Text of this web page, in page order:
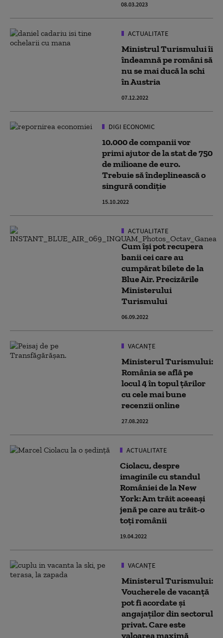
08.03.2023
ACTUALITATE
Ministrul Turismului îi
îndeamnă pe români să
nu se mai ducă la schi
în Austria
07.12.2022
DIGI ECONOMIC
10.000 de companii vor
primi ajutor de la stat de 750
de milioane de euro.
Trebuie să îndeplinească o
singură condiție
15.10.2022
ACTUALITATE
Cum își pot recupera
banii cei care au
cumpărat bilete de la
Blue Air. Precizările
Ministerului
Turismului
06.09.2022
VACANȚE
Ministerul Turismului:
România se află pe
locul 4 în topul țărilor
cu cele mai bune
recenzii online
27.08.2022
ACTUALITATE
Ciolacu, despre
imaginile cu standul
României de la New
York: Am trăit aceeaşi
jenă pe care au trăit-o
toţi românii
19.04.2022
VACANȚE
Ministerul Turismului:
Voucherele de vacanţă
pot fi acordate şi
angajaţilor din sectorul
privat. Care este
valoarea maximă